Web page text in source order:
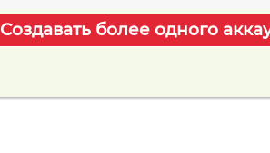
Создавать более одного